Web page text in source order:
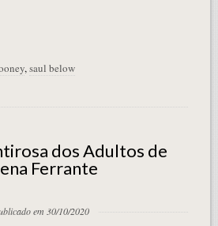
,saul below
dos Adultos de
Ferrante
em 30/10/2020